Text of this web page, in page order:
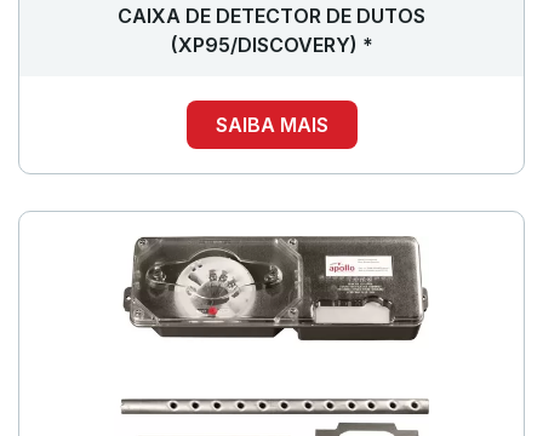
CAIXA DE DETECTOR DE DUTOS
(XP95/DISCOVERY) *
SAIBA MAIS